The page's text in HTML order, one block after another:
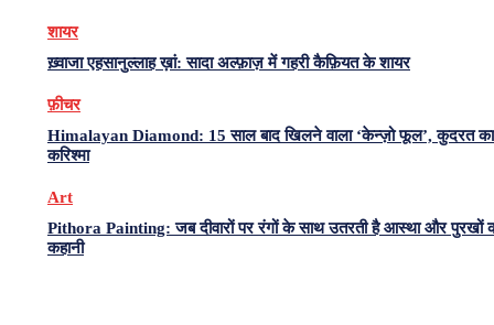
शायर
ख़्वाजा एहसानुल्लाह ख़ां: सादा अल्फ़ाज़ में गहरी कैफ़ियत के शायर
फ़ीचर
Himalayan Diamond: 15 साल बाद खिलने वाला ‘केन्ज़ो फूल’, कुदरत
करिश्मा
Art
Pithora Painting: जब दीवारों पर रंगों के साथ उतरती है आस्था और पुरखों
कहानी